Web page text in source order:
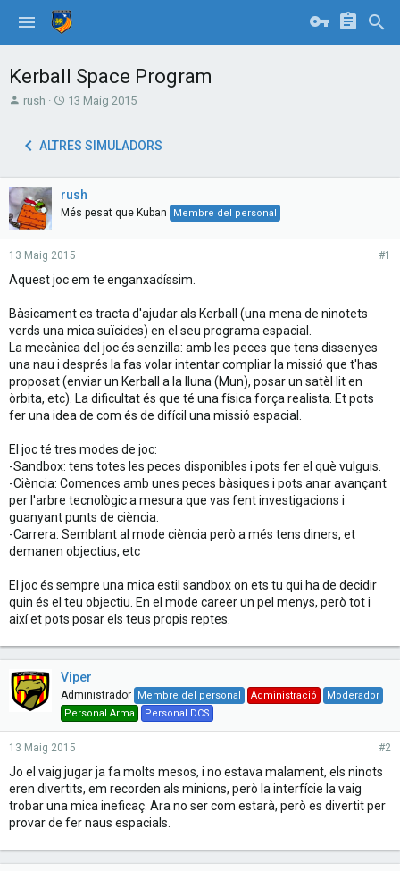
Kerball Space Program
T
e
d
s
t
a
t
e
rush
S
r
d
a
t
13 Maig 2015
ALTRES SIMULADORS
rush
Més pesat que Kuban Membre del personal
13 Maig 2015 #1
Aquest joc em te enganxadíssim.
Bàsicament es tracta d'ajudar als Kerball (una mena de ninotets
verds una mica suïcides) en el seu programa espacial.
La mecànica del joc és senzilla: amb les peces que tens dissenyes
una nau i després la fas volar intentar compliar la missió que t'has
proposat (enviar un Kerball a la lluna (Mun), posar un satèl·lit en
òrbita, etc). La dificultat és que té una física força realista. Et pots
fer una idea de com és de difícil una missió espacial.
El joc té tres modes de joc:
-Sandbox: tens totes les peces disponibles i pots fer el què vulguis.
-Ciència: Comences amb unes peces bàsiques i pots anar avançant
per l'arbre tecnològic a mesura que vas fent investigacions i
guanyant punts de ciència.
-Carrera: Semblant al mode ciència però a més tens diners, et
demanen objectius, etc
El joc és sempre una mica estil sandbox on ets tu qui ha de decidir
quin és el teu objectiu. En el mode career un pel menys, però tot i
així et pots posar els teus propis reptes.
Viper
Administrador Membre del personal Administració
Moderador
Personal Arma
Personal DCS
13 Maig 2015 #2
Jo el vaig jugar ja fa molts mesos, i no estava malament, els ninots
eren divertits, em recorden als minions, però la interfície la vaig
trobar una mica ineficaç. Ara no ser com estarà, però es divertit per
provar de fer naus espacials.